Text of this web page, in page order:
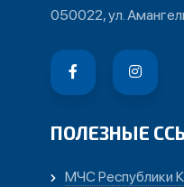
050022, ул.
ПОЛЕЗНЫЕ
МЧС Республики